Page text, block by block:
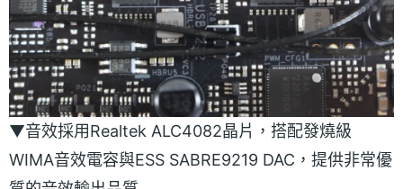
▼音效採用Realtek ALC4082晶片，搭配發燒級
WIMA音效電容與ESS SABRE9219 DAC，提供非常優